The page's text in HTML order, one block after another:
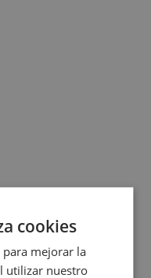
cookies
para mejorar la
utilizar nuestro